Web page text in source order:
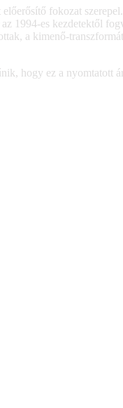
fokozat
1994-es kezdetektől
a kimenő-
hogy ez a nyomtatott